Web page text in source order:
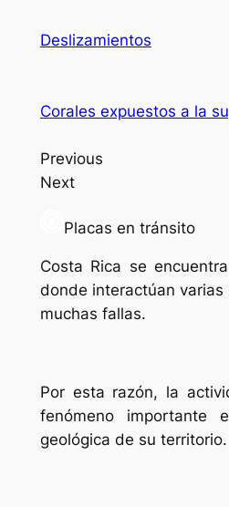
Deslizamientos
Corales expuestos a la
Previous
Next
Placas en tránsito
Costa Rica se
donde interactúan
muchas fallas.
Por esta razón, la
fenómeno importante
geológica de su territorio.